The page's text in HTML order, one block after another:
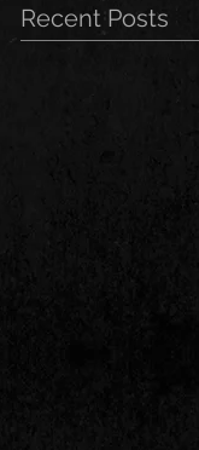
Recent Posts